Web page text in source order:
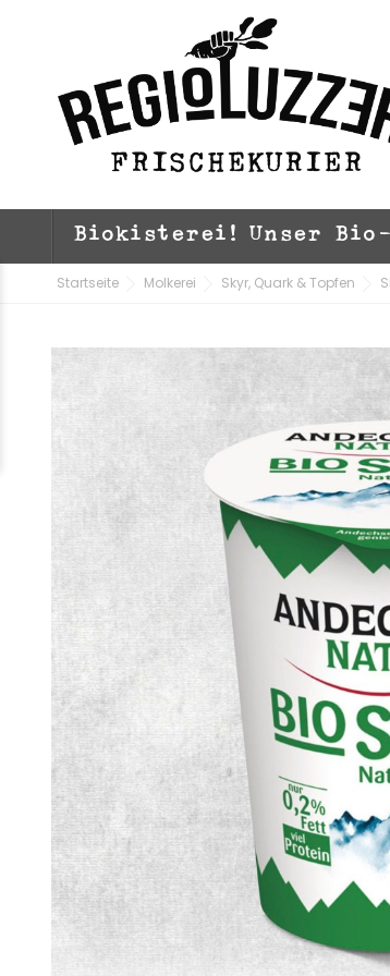
Biokisterei! Unser Bio-
Startseite Molkerei Skyr, Quark & Topfen